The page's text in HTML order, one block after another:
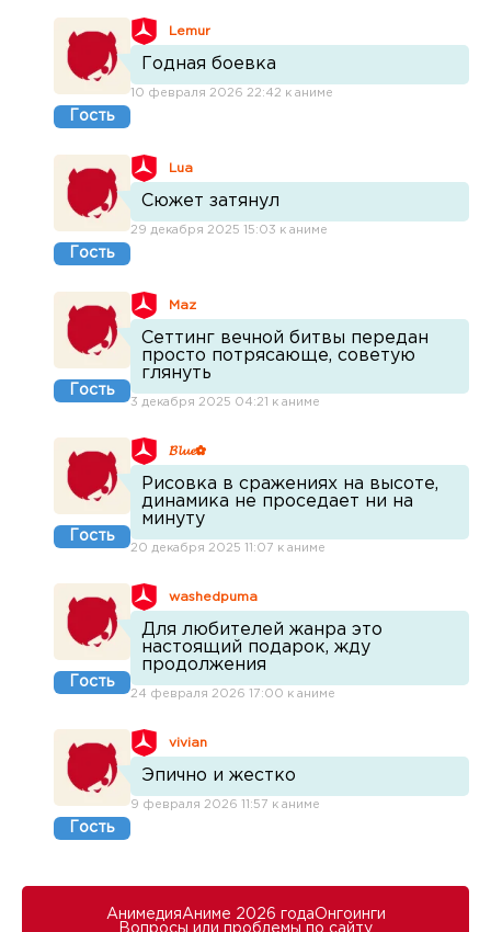
Гость
Lemur
Годная боевка
10 февраля 2026 22:42 к аниме
Гость
Lua
Сюжет затянул
29 декабря 2025 15:03 к аниме
Гость
Maz
Сеттинг вечной битвы передан
просто потрясающе, советую
глянуть
3 декабря 2025 04:21 к аниме
Гость
𝓑𝓵𝓾𝓮✿
Рисовка в сражениях на высоте,
динамика не проседает ни на
минуту
20 декабря 2025 11:07 к аниме
Гость
washedpuma
Для любителей жанра это
настоящий подарок, жду
продолжения
24 февраля 2026 17:00 к аниме
Гость
vivian
Эпично и жестко
9 февраля 2026 11:57 к аниме
Анимедия Аниме 2026 годаОнгоинги
Вопросы или проблемы по сайту